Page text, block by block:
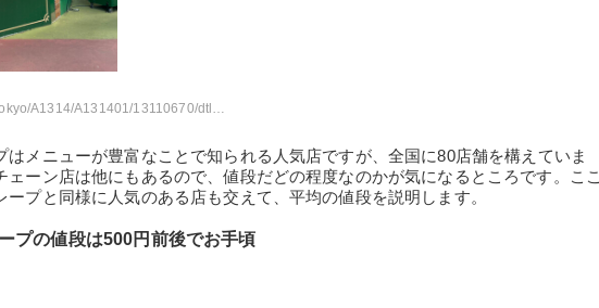
A131401/13110670/dtlphotolst/4/smp2/
はメニューが豊富なことで知られる人気店ですが、全国に80店舗を構えていま
ェーン店は他にもあるので、値段だどの程度なのかが気になるところです。ここ
ープと同様に人気のある店も交えて、平均の値段を説明します。
プの値段は500円前後でお手頃